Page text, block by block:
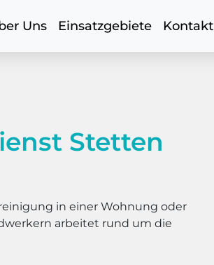
Uns Einsatzgebiete Kontakt
Stetten
in einer Wohnung oder
arbeitet rund um die